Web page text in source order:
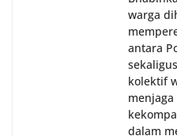
warga
antara
kolektif
dalam